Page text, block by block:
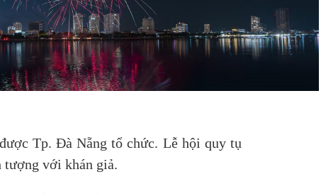
Tp. Đà Nẵng tổ chức. Lễ hội quy tụ
tượng với khán giả.